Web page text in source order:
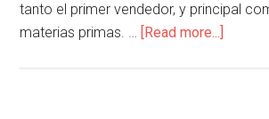
tanto el primer vendedor, y principal
materias primas. … [Read more...]